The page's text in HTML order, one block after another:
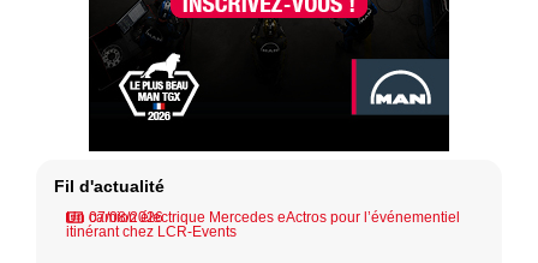
Fil d'actualité
07/08/2026
Un camion électrique Mercedes eActros pour l’événementiel
itinérant chez LCR-Events